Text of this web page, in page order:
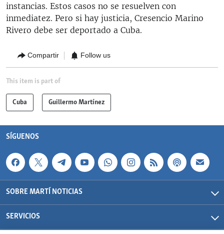
instancias. Estos casos no se resuelven con
inmediatez. Pero si hay justicia, Cresencio Marino
Rivero debe ser deportado a Cuba.
Compartir Follow us
This item is part of
Cuba Guillermo Martínez
SÍGUENOS
SOBRE MARTÍ NOTICIAS
SERVICIOS